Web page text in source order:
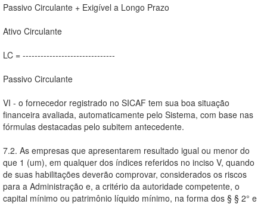
Passivo Circulante + Exigível a Longo Prazo
Ativo Circulante
LC = -------------------------------
Passivo Circulante
VI - o fornecedor registrado no SICAF tem sua boa situação
financeira avaliada, automaticamente pelo Sistema, com base nas
fórmulas destacadas pelo subitem antecedente.
7.2. As empresas que apresentarem resultado igual ou menor do
que 1 (um), em qualquer dos índices referidos no inciso V, quando
de suas habilitações deverão comprovar, considerados os riscos
para a Administração e, a critério da autoridade competente, o
capital mínimo ou patrimônio líquido mínimo, na forma dos § § 2° e